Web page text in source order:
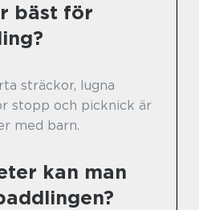
bäst för
sträckor, lugna
stopp och picknick är
med barn.
kan man